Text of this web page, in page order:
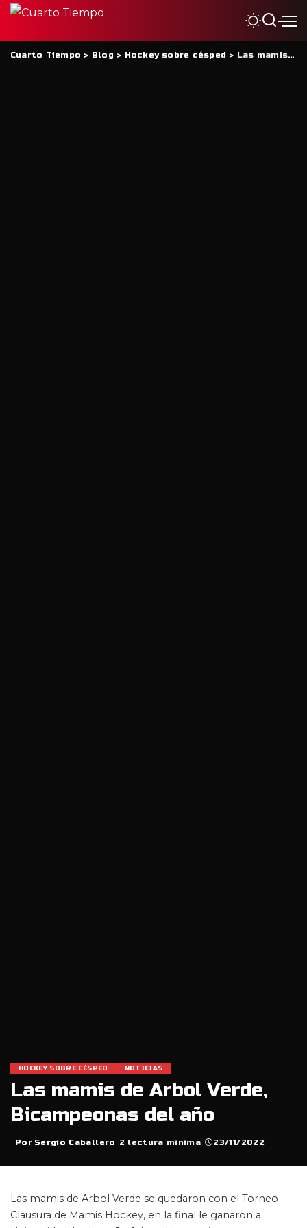
Cuarto Tiempo > Blog> Hockey sobre césped > Las mamis de Arbol Verde, Bicampeonas del año
HOCKEY SOBRE CÉSPED NOTICIAS
Las mamis de Arbol Verde,
Bicampeonas del año
Posted
Por Sergio Caballero 2 lectura mínima 23/11/2022
Las mamis de Arbol Verde se quedaron con el Torneo
Clausura de Mamis Hockey, en la final le ganaron a